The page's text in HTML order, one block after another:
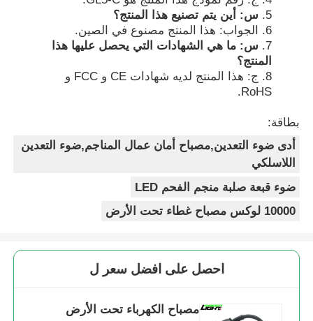
س: أين يتم تصنيع هذا المنتج؟
الجواب: هذا المنتج مصنوع في الصين.
س: ما هي الشهادات التي يحصل عليها هذا
المنتج؟
ج: هذا المنتج لديه شهادات CE و FCC و
RoHS.
بطاقة:
أدى ضوء التعدين,مصباح أمان عمال المناجم,ضوء التعدين
اللاسلكي
ضوء قبعة صلبة منجم الفحم LED
10000 لوكس مصباح غطاء تحت الأرض
احصل على افضل سعر ل
مصباح الكهرباء تحت الأرض